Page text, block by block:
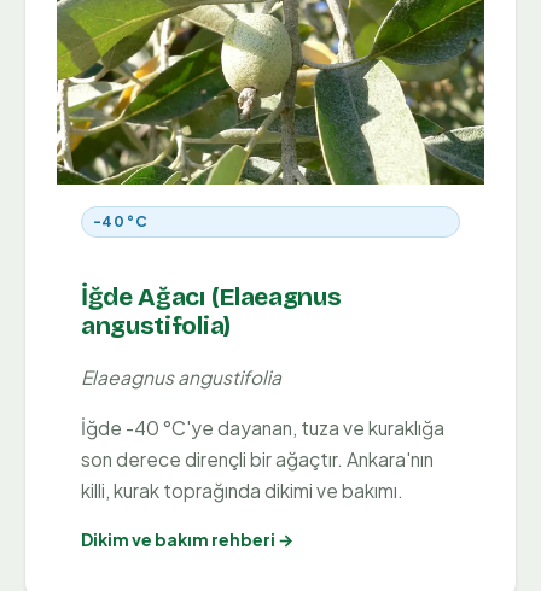
-40 °C
İğde Ağacı (Elaeagnus
angustifolia)
Elaeagnus angustifolia
İğde -40 °C'ye dayanan, tuza ve kuraklığa
son derece dirençli bir ağaçtır. Ankara'nın
killi, kurak toprağında dikimi ve bakımı.
Dikim ve bakım rehberi →